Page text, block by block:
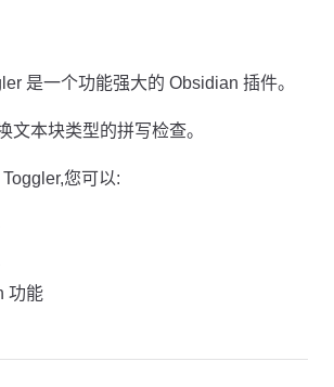
是一个功能强大的 Obsidian 插件。
文本块类型的拼写检查。
您可以:
功能